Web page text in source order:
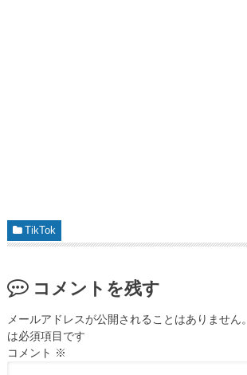
TikTok
コメントを残す
メールアドレスが公開されることはありません。
は必須項目です
コメント ※